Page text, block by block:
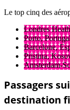
Le top cinq des
Londres
Porto,
Barcelone,
Pristina,
Amsterdam-